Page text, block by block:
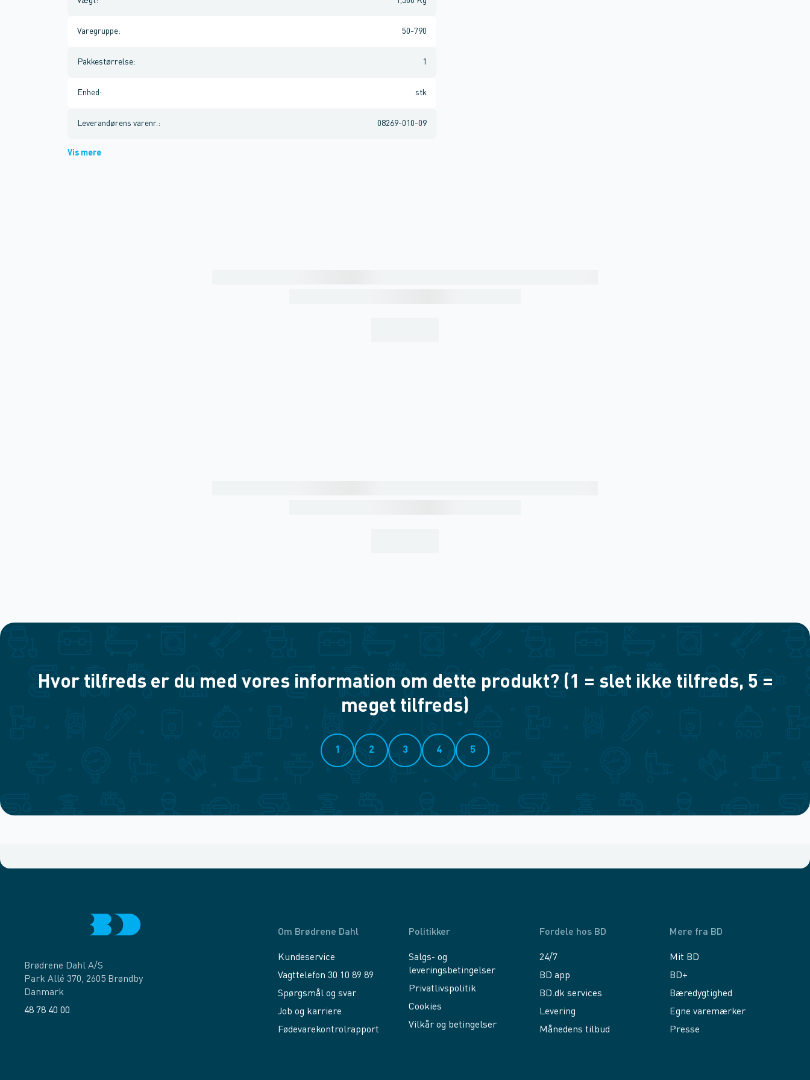
Varegruppe: 50-790
Pakkestørrelse: 1
Enhed : stk
Leverandørens varenr. : 08269-010-09
Vis mere
Hvor tilfreds er du med vores information om dette produkt? (1 = slet ikke tilfreds, 5 =
meget tilfreds)
1 2 3 4 5
Brødrene Dahl A/S
Park Allé 370, 2605 Brøndby
Danmark
48 78 40 00
Om Brødrene Dahl
Kundeservice
Vagttelefon 30 10 89 89
Spørgsmål og svar
Job og karriere
Fødevarekontrolrapport
Politikker
Salgs- og
leveringsbetingelser
Privatlivspolitik
Cookies
Vilkår og betingelser
Fordele hos BD
24/7
BD app
BD.dk services
Levering
Månedens tilbud
Mere fra BD
Mit BD
BD+
Bæredygtighed
Egne varemærker
Presse